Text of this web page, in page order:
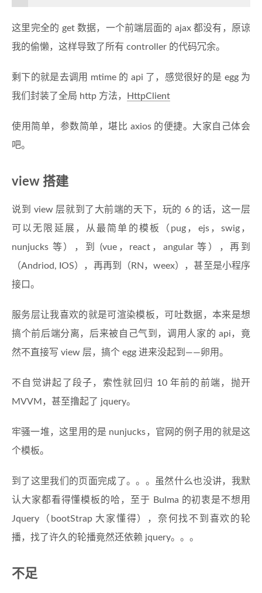
这里完全的 get 数据，一个前端层面的 ajax 都没有，原谅
我的偷懒，这样导致了所有 controller 的代码冗余。
剩下的就是去调用 mtime 的 api 了，感觉很好的是 egg 为
我们封装了全局 http 方法，
HttpClient
使用简单，参数简单，堪比 axios 的便捷。大家自己体会
吧。
view 搭建
说到 view 层就到了大前端的天下，玩的 6 的话，这一层
可以无限延展，从最简单的模板（pug，ejs，swig，
nunjucks 等），到 (vue，react，angular 等），再到
（Andriod, IOS），再再到（RN，weex），甚至是小程序
接口。
服务层让我喜欢的就是可渲染模板，可吐数据，本来是想
搞个前后端分离，后来被自己气到，调用人家的 api，竟
然不直接写 view 层，搞个 egg 进来没起到——卵用。
不自觉讲起了段子，索性就回归 10 年前的前端，抛开
MVVM，甚至撸起了 jquery。
牢骚一堆，这里用的是 nunjucks，官网的例子用的就是这
个模板。
到了这里我们的页面完成了。。。虽然什么也没讲，我默
认大家都看得懂模板的哈，至于 Bulma 的初衷是不想用
Jquery（bootStrap 大家懂得），奈何找不到喜欢的轮
播，找了许久的轮播竟然还依赖 jquery。。。
不足